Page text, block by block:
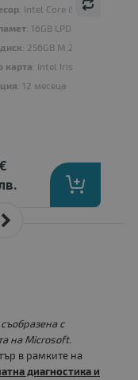
: Intel Core i5 1145G7 up to
: 16GB LPDDR4X
: 256GB M.2 NVMe SSD
карта: Intel Iris Xe Graphics
: 12 месеца
с
на Microsoft.
в рамките на
диагностика и